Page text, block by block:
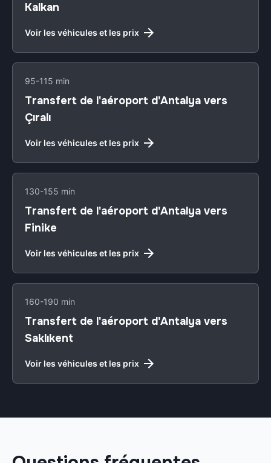
Kalkan
Voir les véhicules et les prix
95-115 min
Transfert de l'aéroport d'Antalya vers
Çıralı
Voir les véhicules et les prix
130-155 min
Transfert de l'aéroport d'Antalya vers
Finike
Voir les véhicules et les prix
160-190 min
Transfert de l'aéroport d'Antalya vers
Saklıkent
Voir les véhicules et les prix